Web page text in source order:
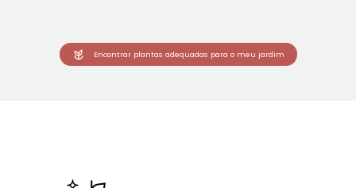
Encontrar plantas adequadas para o meu jardim